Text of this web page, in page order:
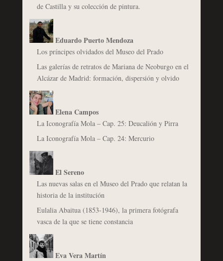
de Castilla y su colección de pintura.
Eduardo Puerto Mendoza
Los príncipes olvidados del Museo del Prado
Las galerías de retratos de Mariana de Neoburgo en el
Alcázar de Madrid: formación, dispersión y olvido
Elena Campos
La Iconografía Mola – Cap. 25: Deucalión y Pirra
La Iconografía Mola – Cap. 24: Mercurio
El Sereno
Las nuevas salas en el Museo del Prado que relatan la
historia de la institución
Eulalia Abaitua (1853-1946), la primera fotógrafa
vasca de la que se tiene constancia
Eva Vera Martín